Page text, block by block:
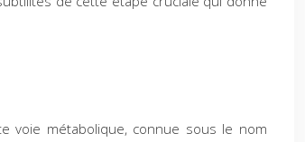
voie métabolique, connue sous le nom